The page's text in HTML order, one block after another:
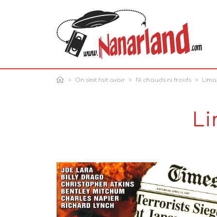
On s'est fait avoir Ni chauds ni froids